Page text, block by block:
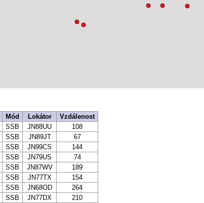
Mód Lokátor
Vzdálenost
SSB JN88UU
108
SSB JN89JT
67
SSB JN99CS
144
SSB JN79US
74
SSB JN87WV
189
SSB JN77TX
154
SSB JN68OD
264
SSB JN77DX
210